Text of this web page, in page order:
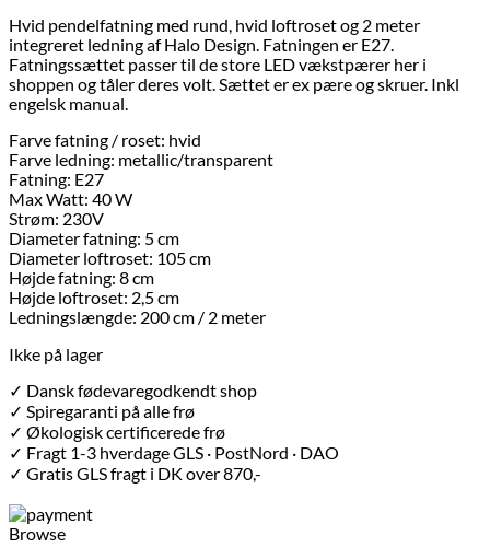
Hvid pendelfatning med rund, hvid loftroset og 2 meter
integreret ledning af Halo Design. Fatningen er E27.
Fatningssættet passer til de store LED vækstpærer her i
shoppen og tåler deres volt. Sættet er ex pære og skruer. Inkl
engelsk manual.
Farve fatning / roset: hvid
Farve ledning: metallic/transparent
Fatning: E27
Max Watt: 40 W
Strøm: 230V
Diameter fatning: 5 cm
Diameter loftroset: 105 cm
Højde fatning: 8 cm
Højde loftroset: 2,5 cm
Ledningslængde: 200 cm / 2 meter
Ikke på lager
✓ Dansk fødevaregodkendt shop
✓ Spiregaranti på alle frø
✓ Økologisk certificerede frø
✓ Fragt 1-3 hverdage GLS · PostNord · DAO
✓ Gratis GLS fragt i DK over 870,-
Browse